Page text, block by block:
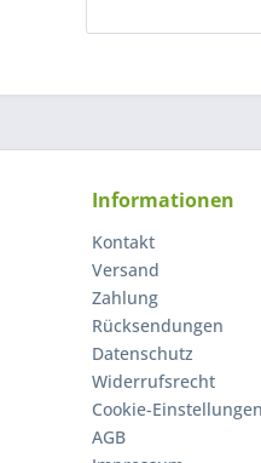
Informationen
Kontakt
Versand
Zahlung
Rücksendungen
Datenschutz
Widerrufsrecht
Cookie-Einstellungen
AGB